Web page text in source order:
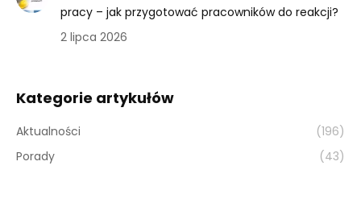
pracy – jak przygotować pracowników do reakcji?
2 lipca 2026
Kategorie artykułów
Aktualności
(196)
Porady
(43)